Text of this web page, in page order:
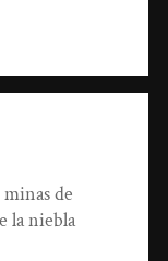
de
la niebla